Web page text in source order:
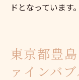
ドとなっています。
東京都豊
ァインバ